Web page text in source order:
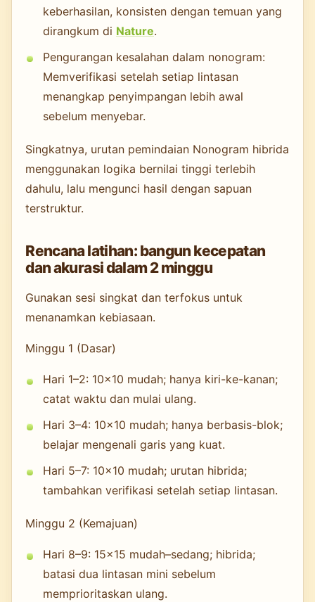
keberhasilan, konsisten dengan temuan yang
dirangkum di Nature.
Pengurangan kesalahan dalam nonogram:
Memverifikasi setelah setiap lintasan
menangkap penyimpangan lebih awal
sebelum menyebar.
Singkatnya, urutan pemindaian Nonogram hibrida
menggunakan logika bernilai tinggi terlebih
dahulu, lalu mengunci hasil dengan sapuan
terstruktur.
Rencana latihan: bangun kecepatan
dan akurasi dalam 2 minggu
Gunakan sesi singkat dan terfokus untuk
menanamkan kebiasaan.
Minggu 1 (Dasar)
Hari 1–2: 10×10 mudah; hanya kiri-ke-kanan;
catat waktu dan mulai ulang.
Hari 3–4: 10×10 mudah; hanya berbasis-blok;
belajar mengenali garis yang kuat.
Hari 5–7: 10×10 mudah; urutan hibrida;
tambahkan verifikasi setelah setiap lintasan.
Minggu 2 (Kemajuan)
Hari 8–9: 15×15 mudah–sedang; hibrida;
batasi dua lintasan mini sebelum
memprioritaskan ulang.